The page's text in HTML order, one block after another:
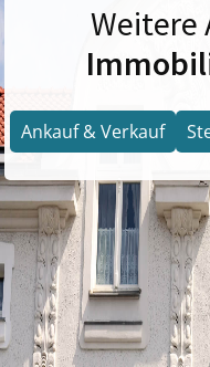
Weitere
Ankauf & Verkauf